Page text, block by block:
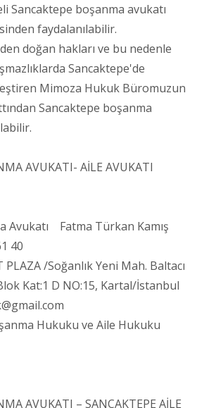
Sancaktepe boşanma avukatı
faydalanılabilir.
doğan hakları ve bu nedenle
Sancaktepe'de
Mimoza Hukuk Büromuzun
Sancaktepe boşanma
AVUKATI- AİLE AVUKATI
Avukatı Fatma Türkan Kamış
40
/Soğanlık Yeni Mah. Baltacı
Kat:1 D NO:15, Kartal/İstanbul
Hukuku ve Aile Hukuku
AVUKATI – SANCAKTEPE AİLE